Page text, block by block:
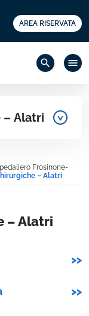
AREA RISERVATA
search menu
– Alatri
Frosinone-
– Alatri
– Alatri
>>
>>